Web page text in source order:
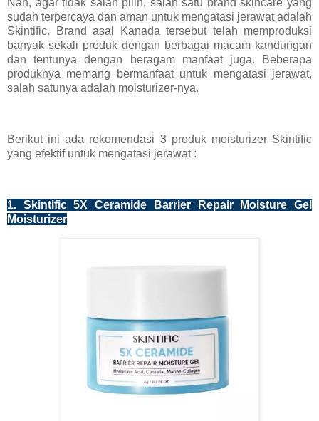
Nah, agar tidak salah pilih, salah satu brand skincare yang
sudah terpercaya dan aman untuk mengatasi jerawat adalah
Skintific. Brand asal Kanada tersebut telah memproduksi
banyak sekali produk dengan berbagai macam kandungan
dan tentunya dengan beragam manfaat juga. Beberapa
produknya memang bermanfaat untuk mengatasi jerawat,
salah satunya adalah moisturizer-nya.
Berikut ini ada rekomendasi 3 produk moisturizer Skintific
yang efektif untuk mengatasi jerawat :
1. Skintific 5X Ceramide Barrier Repair Moisture Gel
Moisturizer